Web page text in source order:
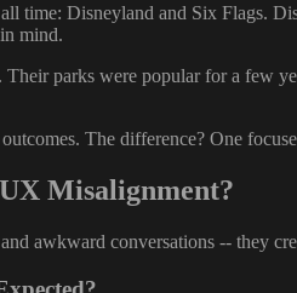
time: Disneyland and Six Flags.
mind.
parks were popular for a few
The difference? One
Misalignment?
awkward conversations -- they